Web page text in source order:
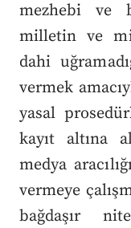
mezhebi ve
milletin ve
dahi
vermek
yasal
kayıt altına
medya
vermeye
bağdaşır